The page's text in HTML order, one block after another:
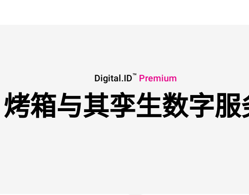
Digital.ID™ Premium
烤箱与其孪生数字服